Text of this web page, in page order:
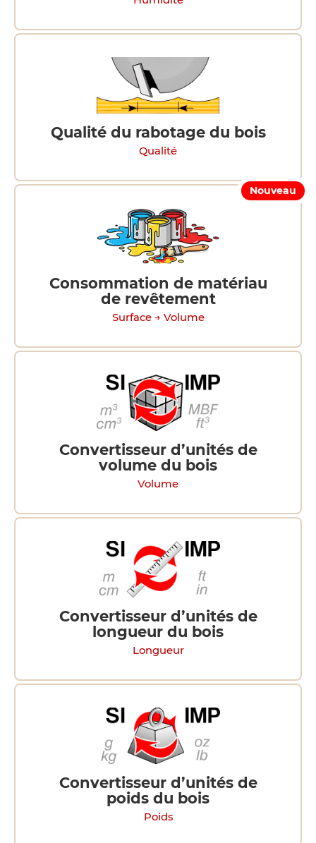
Qualité du rabotage du bois
Qualité
Nouveau
Consommation de matériau
de revêtement
Surface → Volume
Convertisseur d’unités de
volume du bois
Volume
Convertisseur d’unités de
longueur du bois
Longueur
Convertisseur d’unités de
poids du bois
Poids